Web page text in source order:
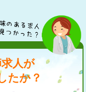
人が
たか？